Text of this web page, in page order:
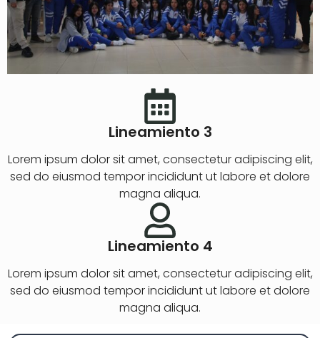
Lineamiento 3
Lorem ipsum dolor sit amet, consectetur adipiscing elit,
sed do eiusmod tempor incididunt ut labore et dolore
magna aliqua.
Lineamiento 4
Lorem ipsum dolor sit amet, consectetur adipiscing elit,
sed do eiusmod tempor incididunt ut labore et dolore
magna aliqua.